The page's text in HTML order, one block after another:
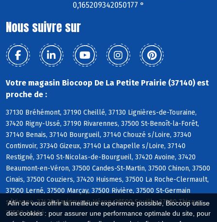
Afin de vous offrir la meilleure expérience possible, Biocoop utilise
des cookies : pour assurer une performance optimale du site, pour
0,165209342050177 °
Nous suivre sur
Votre magasin Biocoop De La Petite Prairie (37140) est
proche de :
37130 Bréhémont, 37190 Cheillé, 37130 Lignières-de-Touraine,
37420 Rigny-Ussé, 37190 Rivarennes, 37500 St-Benoît-la-Forêt,
37140 Benais, 37140 Bourgueil, 37140 Chouzé s/Loire, 37340
Continvoir, 37340 Gizeux, 37140 La Chapelle s/Loire, 37140
Restigné, 37140 St-Nicolas-de-Bourgueil, 37420 Avoine, 37420
Beaumont-en-Véron, 37500 Candes-St-Martin, 37500 Chinon, 37500
Cinais, 37500 Couziers, 37420 Huismes, 37500 La Roche-Clermault,
37500 Lerné, 37500 Marçay, 37500 Rivière, 37500 St-Germain
s/Vienne, 37420 Savigny-en-Véron, 37500 Seuilly, 37500 Thizay,
37500 Anché